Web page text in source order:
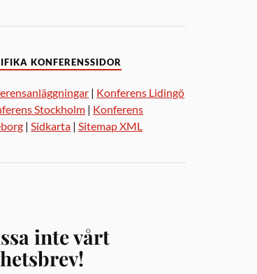
KONFERENSSIDOR
| Konferens Lidingö
Stockholm | Konferens
|Sidkarta |Sitemap XML
inte vårt